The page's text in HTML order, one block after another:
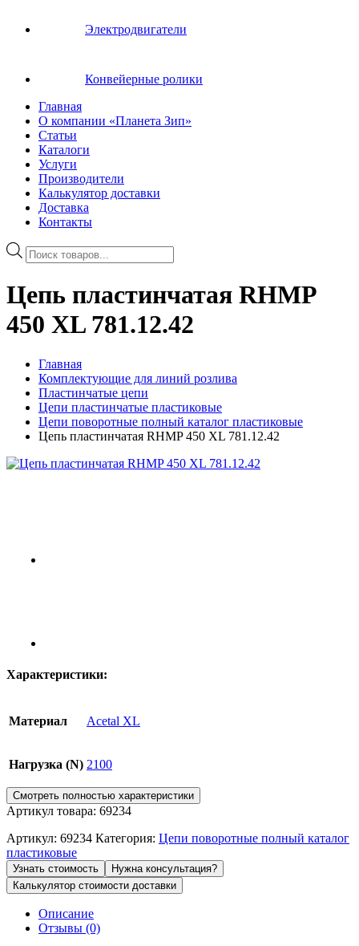
Электродвигатели
Конвейерные ролики
Главная
О компании «Планета Зип»
Статьи
Каталоги
Услуги
Производители
Калькулятор доставки
Доставка
Контакты
Поиск
товаров
Цепь пластинчатая RHMP
450 XL 781.12.42
Главная
Комплектующие для линий розлива
Пластинчатые цепи
Цепи пластинчатые пластиковые
Цепи поворотные полный каталог пластиковые
Цепь пластинчатая RHMP 450 XL 781.12.42
Характеристики:
Материал Acetal XL
Нагрузка (N) 2100
Смотреть полностью характеристики
Артикул товара: 69234
Артикул: 69234 Категория: Цепи поворотные полный каталог
пластиковые
Узнать стоимость
Нужна консультация?
Калькулятор стоимости доставки
Описание
Отзывы (0)